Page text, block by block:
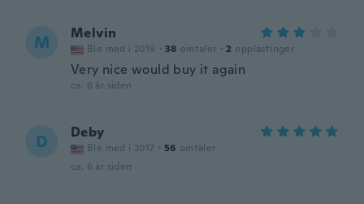
M Melvin
Ble med i 2019 · 38 omtaler · 2 opplastinger
Very nice would buy it again
ca. 6 år siden
D Deby
Ble med i 2017 · 56 omtaler
ca. 6 år siden